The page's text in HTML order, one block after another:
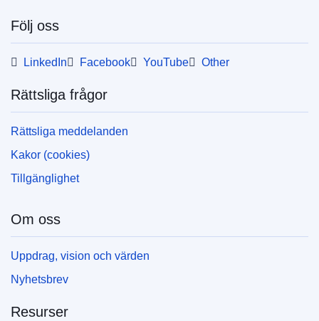
Följ oss
LinkedIn Facebook YouTube Other
Rättsliga frågor
Rättsliga meddelanden
Kakor (cookies)
Tillgänglighet
Om oss
Uppdrag, vision och värden
Nyhetsbrev
Resurser